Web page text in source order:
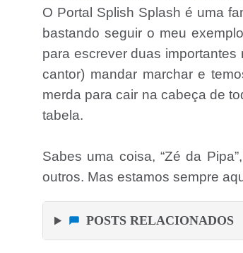
O Portal Splish Splash é uma
bastando seguir o meu
para escrever duas importantes
cantor) mandar marchar e
merda para cair na cabeça de
tabela.
Sabes uma coisa, “Zé da
outros. Mas estamos sempre
POSTS RELACIONADOS